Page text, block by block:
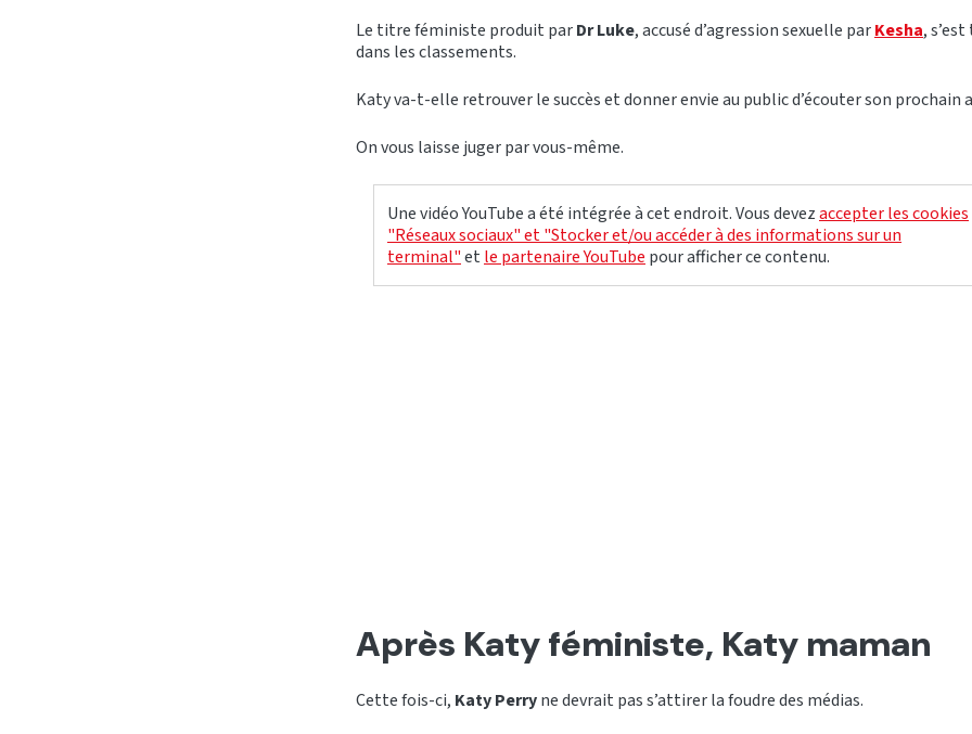
Le titre féministe produit parDr Luke, accusé d’agression sexuelle parKesha,
dans les classements.
Katy va-t-elle retrouver le succès et donner envie au public d’écouter son prochain
On vous laisse juger par vous-même.
Une vidéo YouTube a été intégrée à cet endroit. Vous devezaccepter les cookies
"Réseaux sociaux" et "Stocker et/ou accéder à des informations sur un
terminal"et le partenaire YouTube pour afficher ce contenu.
Après Katy féministe, Katy maman
Cette fois-ci, Katy Perryne devrait pas s’attirer la foudre des médias.